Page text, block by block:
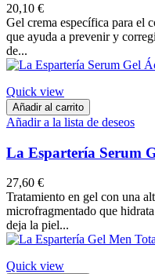
20,10 €
Gel crema específica para el
que ayuda a prevenir y
de...
Quick view
Añadir al carrito
Añadir a la lista de deseos
La Espartería Serum
27,60 €
Tratamiento en gel con una
microfragmentado que
deja la piel...
Quick view